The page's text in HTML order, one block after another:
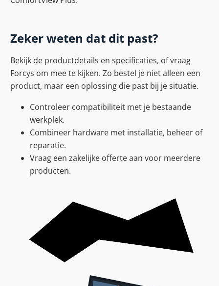
Zeker weten dat dit past?
Bekijk de productdetails en specificaties, of vraag
Forcys om mee te kijken. Zo bestel je niet alleen een
product, maar een oplossing die past bij je situatie.
Controleer compatibiliteit met je bestaande
werkplek.
Combineer hardware met installatie, beheer of
reparatie.
Vraag een zakelijke offerte aan voor meerdere
producten.